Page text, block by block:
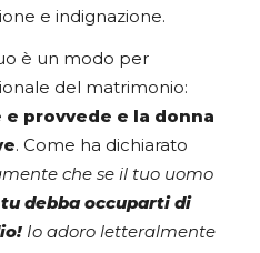
e indignazione.
è un modo per
del matrimonio:
provvede e la donna
. Come ha dichiarato
che se il tuo uomo
tu debba occuparti di
Io adoro letteralmente